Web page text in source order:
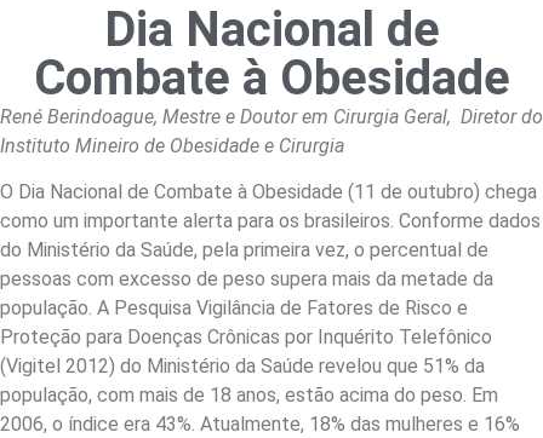
Dia Nacional de
Combate à Obesidade
René Berindoague, Mestre e Doutor em Cirurgia Geral, Diretor do
Instituto Mineiro de Obesidade e Cirurgia
O Dia Nacional de Combate à Obesidade (11 de outubro) chega
como um importante alerta para os brasileiros. Conforme dados
do Ministério da Saúde, pela primeira vez, o percentual de
pessoas com excesso de peso supera mais da metade da
população. A Pesquisa Vigilância de Fatores de Risco e
Proteção para Doenças Crônicas por Inquérito Telefônico
(Vigitel 2012) do Ministério da Saúde revelou que 51% da
população, com mais de 18 anos, estão acima do peso. Em
2006, o índice era 43%. Atualmente, 18% das mulheres e 16%